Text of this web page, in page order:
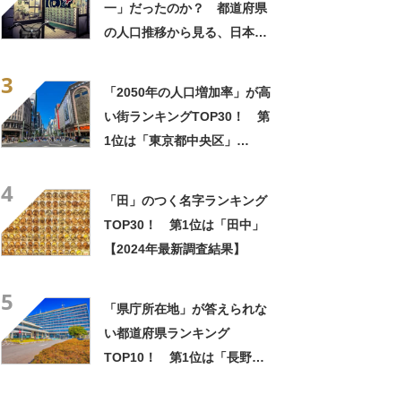
一」だったのか？ 都道府県
の人口推移から見る、日本近
3
「2050年の人口増加率」が高
い街ランキングTOP30！ 第
1位は「東京都中央区」
4
「田」のつく名字ランキング
TOP30！ 第1位は「田中」
【2024年最新調査結果】
5
「県庁所在地」が答えられな
い都道府県ランキング
TOP10！ 第1位は「長野